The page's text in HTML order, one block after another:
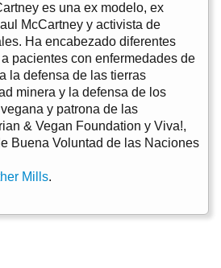
es una ex modelo, ex
McCartney y activista de
Ha encabezado diferentes
pacientes con enfermedades de
la defensa de las tierras
minera y la defensa de los
y patrona de las
& Vegan Foundation y Viva!,
Buena Voluntad de las Naciones
Mills.